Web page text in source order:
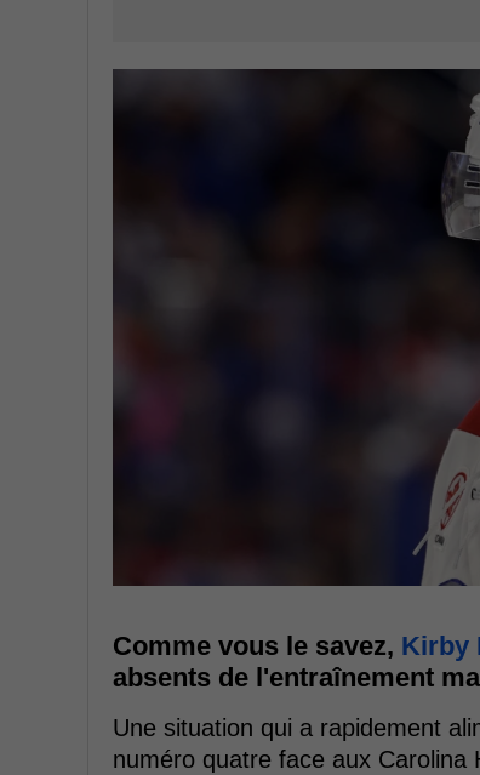
Comme vous le savez, Kirby
absents de l'entraînement
Une situation qui a rapidement
numéro quatre face aux Carolina